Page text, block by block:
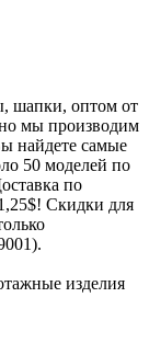
шапки, оптом от
мы производим
найдете самые
50 моделей по
по
Скидки для
изделия